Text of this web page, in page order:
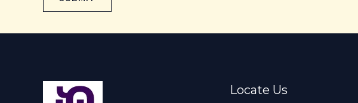
c
Locate Us